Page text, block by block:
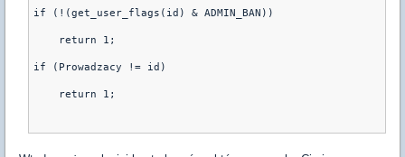
if (!(get_user_flags(id) & ADMIN_BAN))
    return 1;
if (Prowadzacy != id)
    return 1;